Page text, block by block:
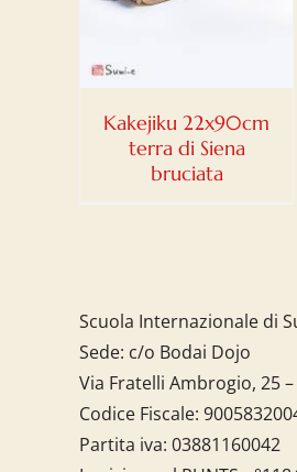
Kakejiku 22x90cm
terra di Siena
bruciata
Scuola Internazionale di
Sede: c/o Bodai Dojo
Via Fratelli Ambrogio, 25 –
Codice Fiscale:
Partita iva: 03881160042